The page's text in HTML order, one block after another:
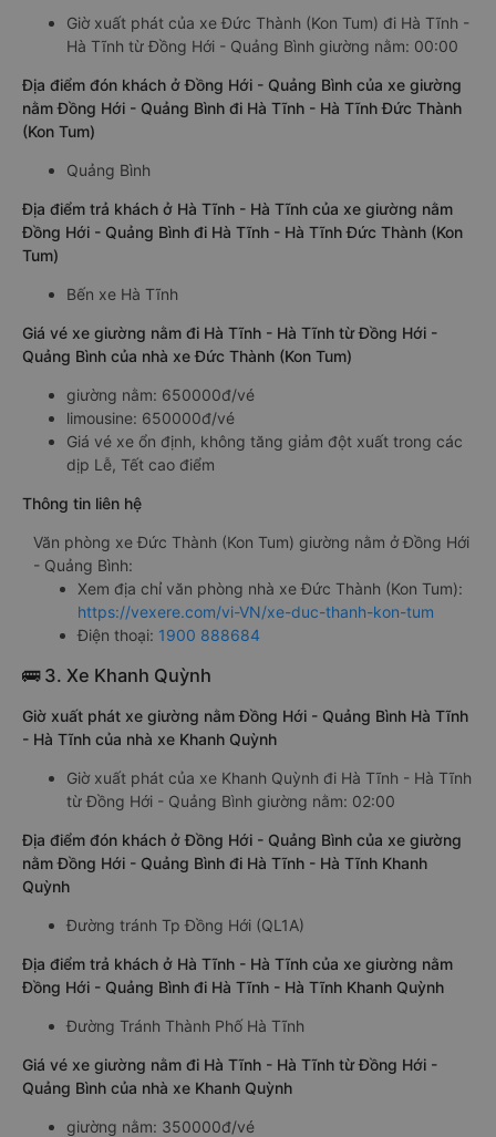
Giờ xuất phát của xe Đức Thành (Kon Tum) đi Hà Tĩnh -
Hà Tĩnh từ Đồng Hới - Quảng Bình giường nằm: 00:00
Địa điểm đón khách ở Đồng Hới - Quảng Bình của xe giường
nằm Đồng Hới - Quảng Bình đi Hà Tĩnh - Hà Tĩnh Đức Thành
(Kon Tum)
Quảng Bình
Địa điểm trả khách ở Hà Tĩnh - Hà Tĩnh của xe giường nằm
Đồng Hới - Quảng Bình đi Hà Tĩnh - Hà Tĩnh Đức Thành (Kon
Tum)
Bến xe Hà Tĩnh
Giá vé xe giường nằm đi Hà Tĩnh - Hà Tĩnh từ Đồng Hới -
Quảng Bình của nhà xe Đức Thành (Kon Tum)
giường nằm: 650000đ/vé
limousine: 650000đ/vé
Giá vé xe ổn định, không tăng giảm đột xuất trong các
dịp Lễ, Tết cao điểm
Thông tin liên hệ
Văn phòng xe Đức Thành (Kon Tum) giường nằm ở Đồng Hới
- Quảng Bình:
Xem địa chỉ văn phòng nhà xe Đức Thành (Kon Tum):
https://vexere.com/vi-VN/xe-duc-thanh-kon-tum
Điện thoại: 1900 888684
🚌 3. Xe Khanh Quỳnh
Giờ xuất phát xe giường nằm Đồng Hới - Quảng Bình Hà Tĩnh
- Hà Tĩnh của nhà xe Khanh Quỳnh
Giờ xuất phát của xe Khanh Quỳnh đi Hà Tĩnh - Hà Tĩnh
từ Đồng Hới - Quảng Bình giường nằm: 02:00
Địa điểm đón khách ở Đồng Hới - Quảng Bình của xe giường
nằm Đồng Hới - Quảng Bình đi Hà Tĩnh - Hà Tĩnh Khanh
Quỳnh
Đường tránh Tp Đồng Hới (QL1A)
Địa điểm trả khách ở Hà Tĩnh - Hà Tĩnh của xe giường nằm
Đồng Hới - Quảng Bình đi Hà Tĩnh - Hà Tĩnh Khanh Quỳnh
Đường Tránh Thành Phố Hà Tĩnh
Giá vé xe giường nằm đi Hà Tĩnh - Hà Tĩnh từ Đồng Hới -
Quảng Bình của nhà xe Khanh Quỳnh
giường nằm: 350000đ/vé